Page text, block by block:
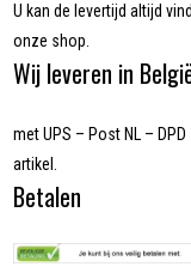
U kan de levertijd altijd
onze shop.
Wij leveren in
met UPS – Post NL –
artikel.
Betalen